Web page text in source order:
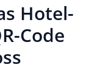
Hotel-
Code